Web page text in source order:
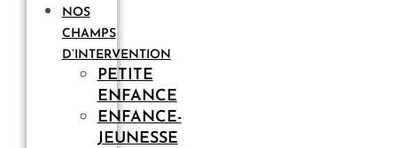
NOS
CHAMPS
D’INTERVENTION
PETITE
ENFANCE
ENFANCE-
JEUNESSE